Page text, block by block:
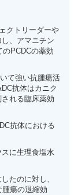
クトリーダーや
、アマニチン
PCDCの薬効
て強い抗腫瘍活
抗体はカニク
れる臨床薬効
抗体における
に生理食塩水
たのに対し、
瘍の退縮効